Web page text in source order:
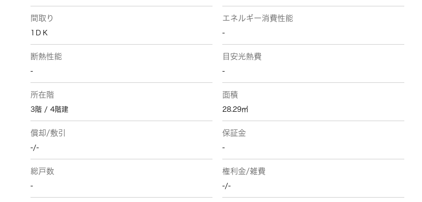
間取り
1ＤＫ
エネルギー消費性能
-
断熱性能
-
目安光熱費
-
所在階
3階 / 4階建
面積
28.29㎡
償却/敷引
-/-
保証金
-
総戸数
-
権利金/雑費
-/-